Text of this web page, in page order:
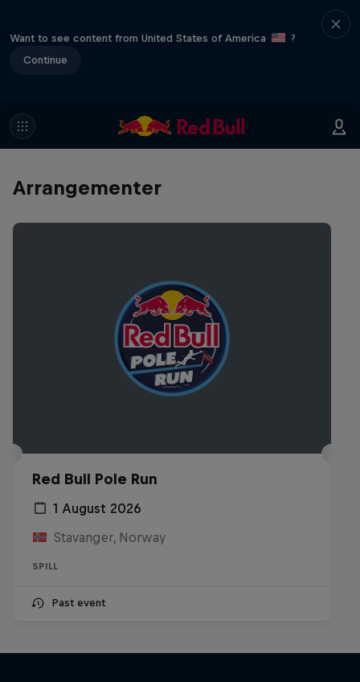
Want to see content from United States of America
?
Continue
Arrangementer
Red Bull Pole Run
1 August 2026
Stavanger, Norway
SPILL
Past event